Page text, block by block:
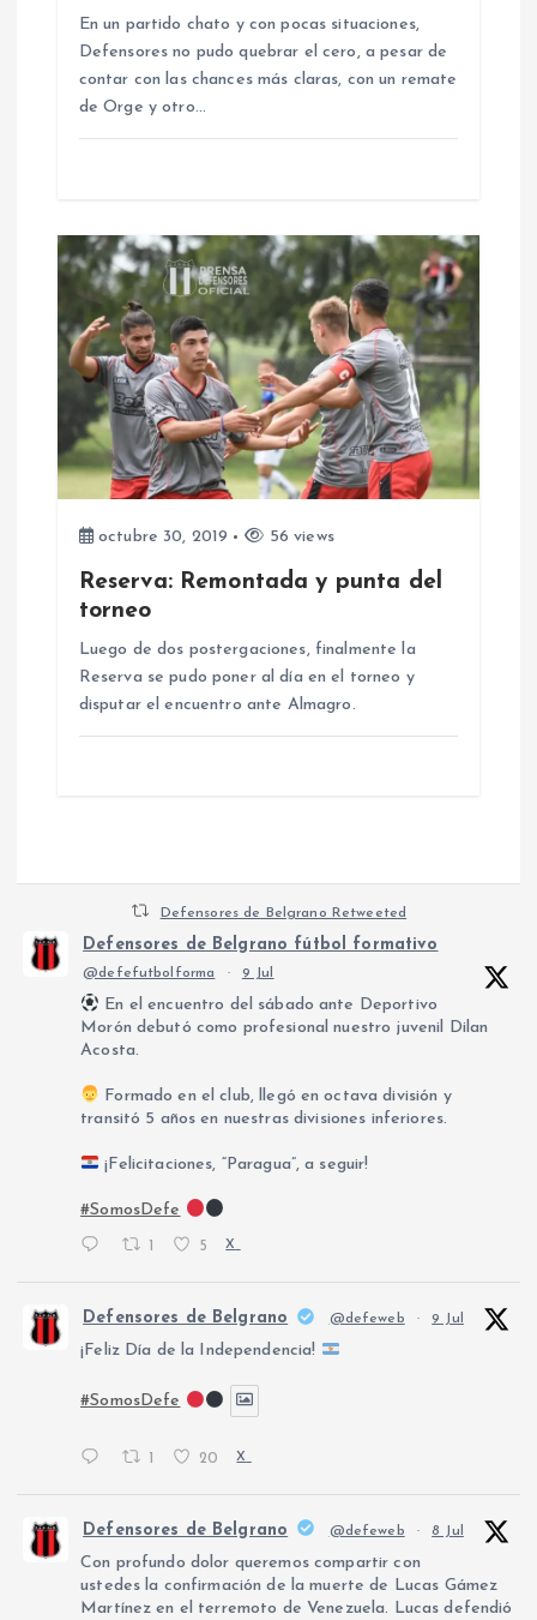
r
a
d
s
En un partido chato y con pocas situaciones,
Defensores no pudo quebrar el cero, a pesar de
contar con las chances más claras, con un remate
de Orge y otro…
octubre 30, 2019 56 views
Reserva: Remontada y punta del
torneo
Luego de dos postergaciones, finalmente la
Reserva se pudo poner al día en el torneo y
disputar el encuentro ante Almagro.
Defensores de Belgrano Retweeted
Defensores de Belgrano fútbol formativo
@defefutbolforma · 9 Jul
En el encuentro del sábado ante Deportivo
Morón debutó como profesional nuestro juvenil Dilan
Acosta.
Formado en el club, llegó en octava división y
transitó 5 años en nuestras divisiones inferiores.
¡Felicitaciones, “Paragua”, a seguir!
#SomosDefe
5 X
Defensores de Belgrano @defeweb · 9 Jul
¡Feliz Día de la Independencia!
#SomosDefe
1 20 X
Defensores de Belgrano @defeweb · 8 Jul
Con profundo dolor queremos compartir con
ustedes la confirmación de la muerte de Lucas Gámez
Martínez en el terremoto de Venezuela. Lucas defendió